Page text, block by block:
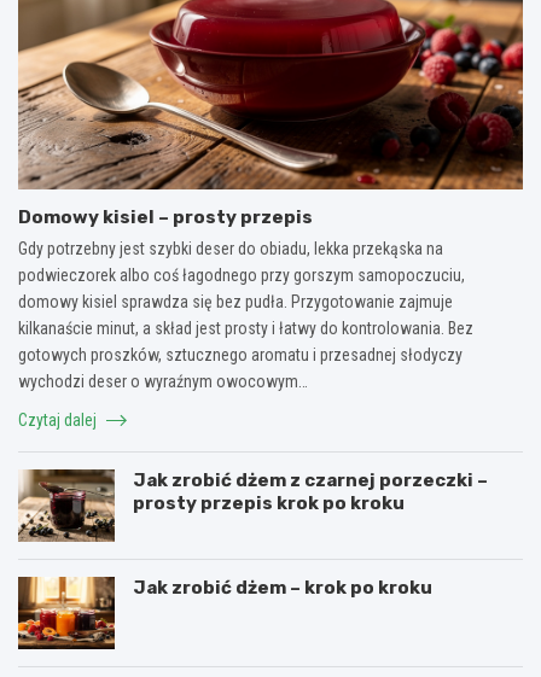
Domowy kisiel – prosty przepis
Gdy potrzebny jest szybki deser do obiadu, lekka przekąska na
podwieczorek albo coś łagodnego przy gorszym samopoczuciu,
domowy kisiel sprawdza się bez pudła. Przygotowanie zajmuje
kilkanaście minut, a skład jest prosty i łatwy do kontrolowania. Bez
gotowych proszków, sztucznego aromatu i przesadnej słodyczy
wychodzi deser o wyraźnym owocowym…
Czytaj dalej
Jak zrobić dżem z czarnej porzeczki –
prosty przepis krok po kroku
Jak zrobić dżem – krok po kroku